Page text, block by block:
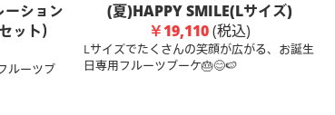
ーション
ット）
ルーツブ
(夏)HAPPY SMILE(Lサイズ)
￥19,110(税込)
Lサイズでたくさんの笑顔が広がる、お誕生
日専用フルーツブーケ🎂😊🍉